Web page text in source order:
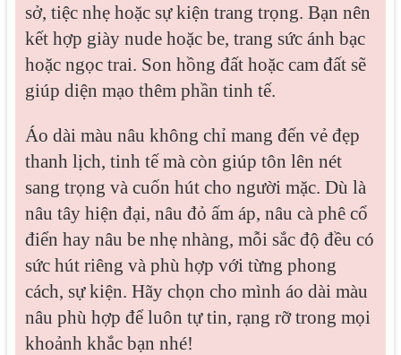
sở, tiệc nhẹ hoặc sự kiện trang trọng. Bạn nên
kết hợp giày nude hoặc be, trang sức ánh bạc
hoặc ngọc trai. Son hồng đất hoặc cam đất sẽ
giúp diện mạo thêm phần tinh tế.
Áo dài màu nâu không chỉ mang đến vẻ đẹp
thanh lịch, tinh tế mà còn giúp tôn lên nét
sang trọng và cuốn hút cho người mặc. Dù là
nâu tây hiện đại, nâu đỏ ấm áp, nâu cà phê cổ
điển hay nâu be nhẹ nhàng, mỗi sắc độ đều có
sức hút riêng và phù hợp với từng phong
cách, sự kiện. Hãy chọn cho mình áo dài màu
nâu phù hợp để luôn tự tin, rạng rỡ trong mọi
khoảnh khắc bạn nhé!